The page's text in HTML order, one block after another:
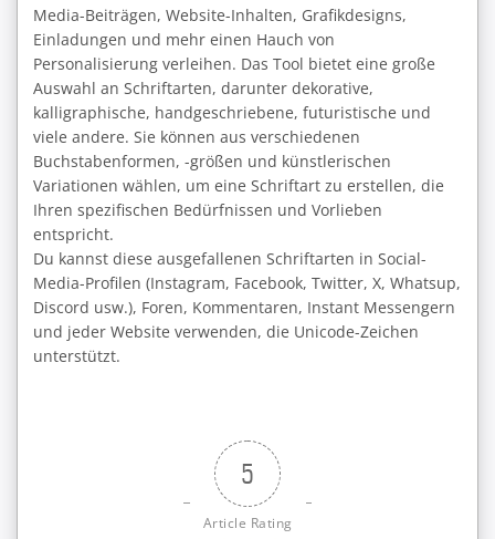
Media-Beiträgen, Website-Inhalten, Grafikdesigns,
Einladungen und mehr einen Hauch von
Personalisierung verleihen. Das Tool bietet eine große
Auswahl an Schriftarten, darunter dekorative,
kalligraphische, handgeschriebene, futuristische und
viele andere. Sie können aus verschiedenen
Buchstabenformen, -größen und künstlerischen
Variationen wählen, um eine Schriftart zu erstellen, die
Ihren spezifischen Bedürfnissen und Vorlieben
entspricht.
Du kannst diese ausgefallenen Schriftarten in Social-
Media-Profilen (Instagram, Facebook, Twitter, X, Whatsup,
Discord usw.), Foren, Kommentaren, Instant Messengern
und jeder Website verwenden, die Unicode-Zeichen
unterstützt.
5
Article Rating